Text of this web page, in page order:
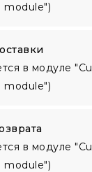
module")
в модуле
module")
в модуле
module")